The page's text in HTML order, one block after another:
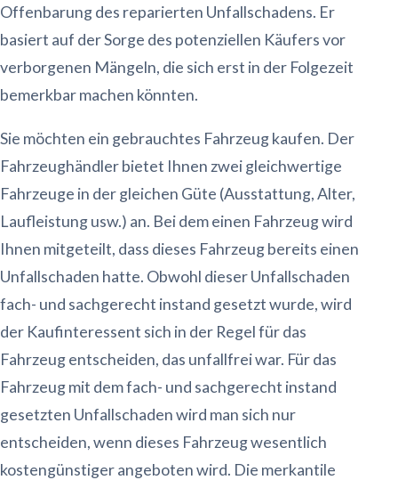
Offenbarung des reparierten Unfallschadens. Er
basiert auf der Sorge des potenziellen Käufers vor
verborgenen Mängeln, die sich erst in der Folgezeit
bemerkbar machen könnten.
Sie möchten ein gebrauchtes Fahrzeug kaufen. Der
Fahrzeughändler bietet Ihnen zwei gleichwertige
Fahrzeuge in der gleichen Güte (Ausstattung, Alter,
Laufleistung usw.) an. Bei dem einen Fahrzeug wird
Ihnen mitgeteilt, dass dieses Fahrzeug bereits einen
Unfallschaden hatte. Obwohl dieser Unfallschaden
fach- und sachgerecht instand gesetzt wurde, wird
der Kaufinteressent sich in der Regel für das
Fahrzeug entscheiden, das unfallfrei war. Für das
Fahrzeug mit dem fach- und sachgerecht instand
gesetzten Unfallschaden wird man sich nur
entscheiden, wenn dieses Fahrzeug wesentlich
kostengünstiger angeboten wird. Die merkantile